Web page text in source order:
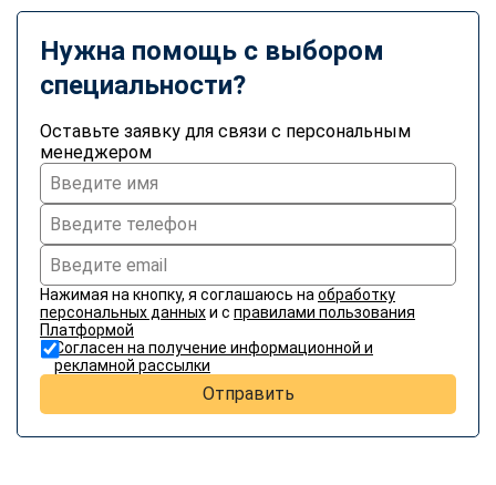
Нужна помощь с выбором
специальности?
Оставьте заявку для связи с персональным
менеджером
Нажимая на кнопку, я соглашаюсь на обработку
персональных данныхи с правилами пользования
Платформой
Согласен на получение информационной и
рекламной рассылки
Отправить